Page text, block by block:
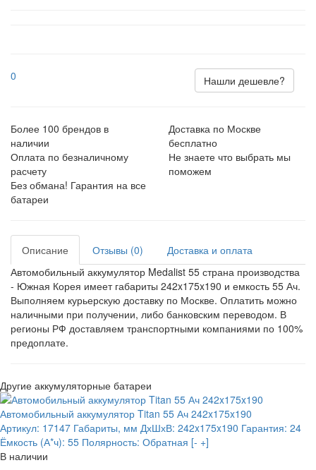
0 Нашли дешевле?
Более 100 брендов в
наличии
Доставка по Москве
бесплатно
Оплата по безналичному
расчету
Не знаете что выбрать мы
поможем
Без обмана! Гарантия на все
батареи
Описание Отзывы (0)
Доставка и оплата
Автомобильный аккумулятор Medalist 55 страна производства
- Южная Корея имеет габариты 242x175x190 и емкость 55 Ач.
Выполняем курьерскую доставку по Москве. Оплатить можно
наличными при получении, либо банковским переводом. В
регионы РФ доставляем транспортными компаниями по 100%
предоплате.
Другие аккумуляторные батареи
Автомобильный аккумулятор Titan 55 Ач 242x175x190
Артикул: 17147 Габариты, мм ДхШхВ: 242x175x190 Гарантия: 24
Ёмкость (А*ч): 55 Полярность: Обратная [- +]
В наличии